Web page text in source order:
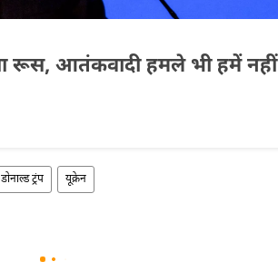
रूस, आतंकवादी हमले भी हमें नहीं
डोनाल्ड ट्रंप यूक्रेन